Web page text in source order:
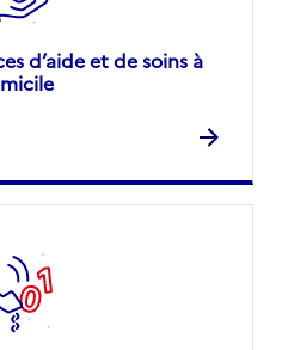
d’aide et de soins à